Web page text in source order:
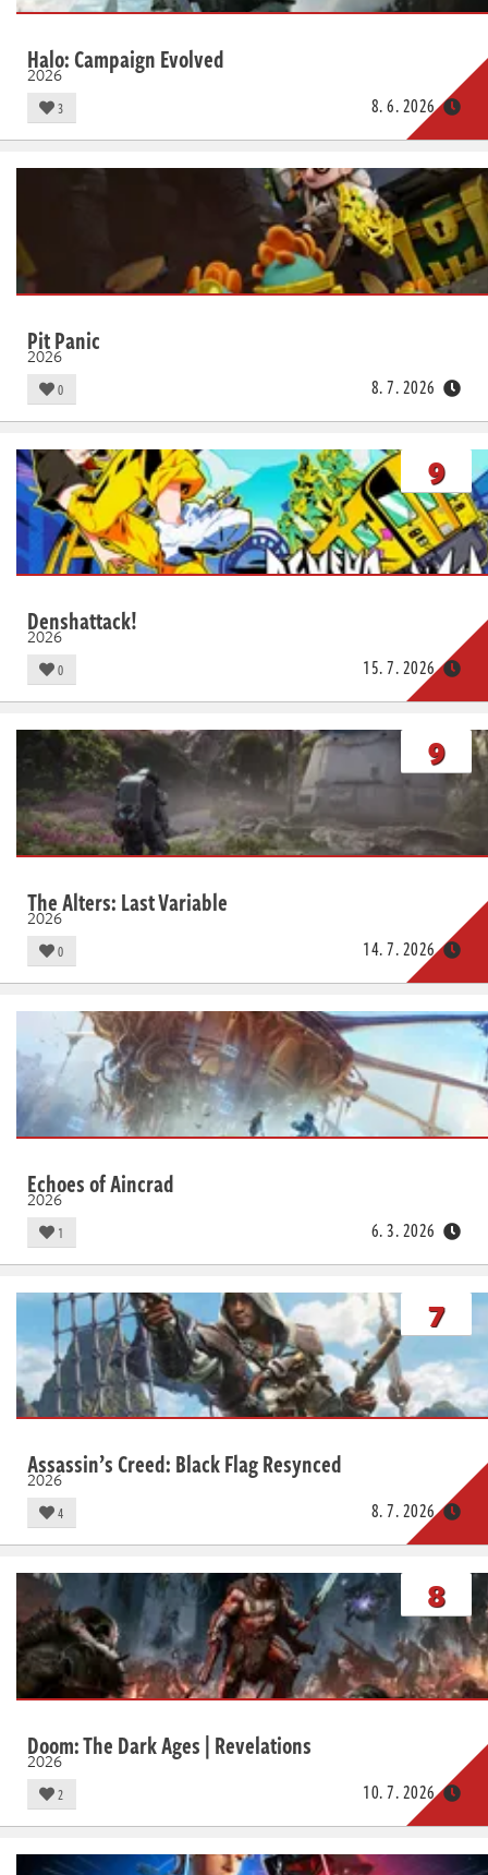
Halo: Campaign Evolved
2026
3 8. 6. 2026
Pit Panic
2026
0 8. 7. 2026
9
Denshattack!
2026
0 15. 7. 2026
9
The Alters: Last Variable
2026
0 14. 7. 2026
Echoes of Aincrad
2026
1 6. 3. 2026
7
Assassin’s Creed: Black Flag Resynced
2026
4 8. 7. 2026
8
Doom: The Dark Ages | Revelations
2026
2 10. 7. 2026